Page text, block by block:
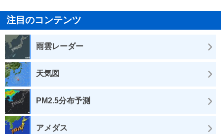
注目のコンテンツ
雨雲レーダー
天気図
PM2.5分布予測
アメダス